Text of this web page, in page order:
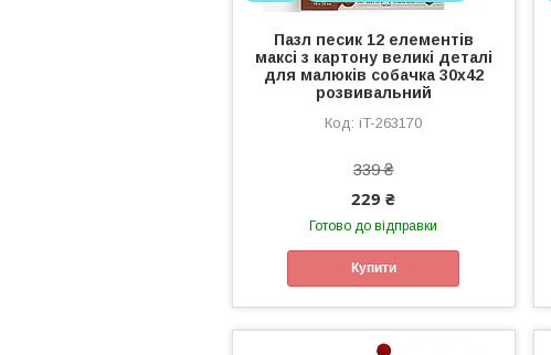
Пазл песик 12 елементів
максі з картону великі деталі
для малюків собачка 30x42
розвивальний
iT-263170
339 ₴
229 ₴
Готово до відправки
Купити